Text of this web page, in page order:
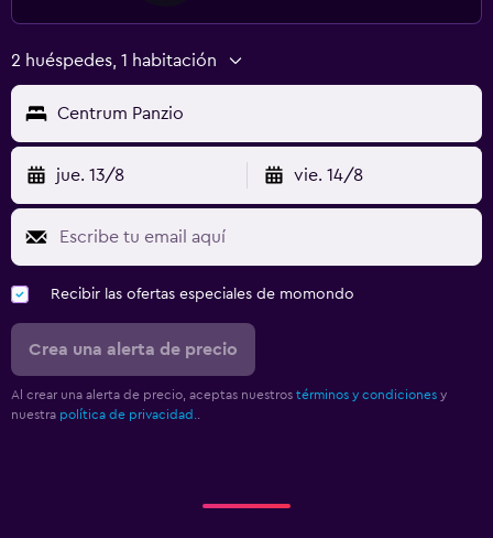
2 huéspedes, 1 habitación
Centrum Panzio
jue. 13/8 vie. 14/8
Recibir las ofertas especiales de momondo
Crea una alerta de precio
Al crear una alerta de precio, aceptas nuestros términos y condiciones y
nuestra política de privacidad.